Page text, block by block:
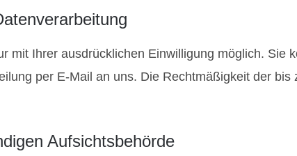
mit Ihrer ausdrücklichen Einwilligung möglich. Sie
per E-Mail an uns. Die Rechtmäßigkeit der
Aufsichtsbehörde